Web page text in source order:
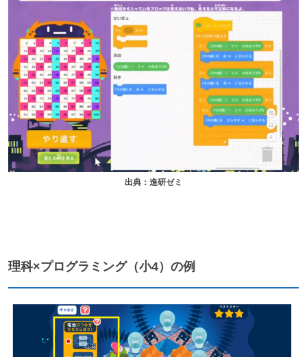
出典：進研ゼミ
理科×プログラミング（小4）の例